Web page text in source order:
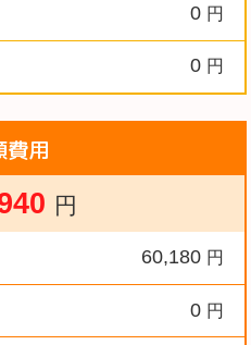
0 円
0 円
費用
円
60,180 円
0 円